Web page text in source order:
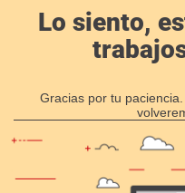
Lo siento,
Gracias por tu